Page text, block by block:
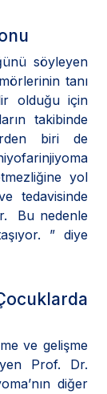
söyleyen
tanı
olduğu için
takibinde
biri de
yol
tedavisinde
Bu nedenle
” diye
ve gelişme
Prof. Dr.
diğer